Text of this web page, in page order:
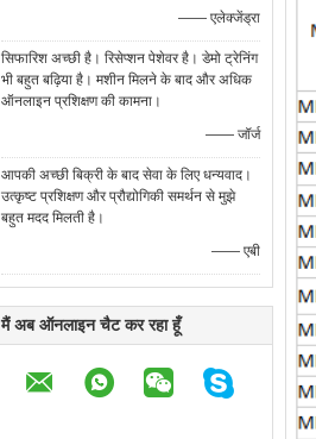
—— एलेक्जेंड्रा
सिफारिश अच्छी है। रिसेप्शन पेशेवर है। डेमो ट्रेनिंग
भी बहुत बढ़िया है। मशीन मिलने के बाद और अधिक
ऑनलाइन प्रशिक्षण की कामना।
—— जॉर्ज
आपकी अच्छी बिक्री के बाद सेवा के लिए धन्यवाद।
उत्कृष्ट प्रशिक्षण और प्रौद्योगिकी समर्थन से मुझे
बहुत मदद मिलती है।
—— एबी
मैं अब ऑनलाइन चैट कर रहा हूँ